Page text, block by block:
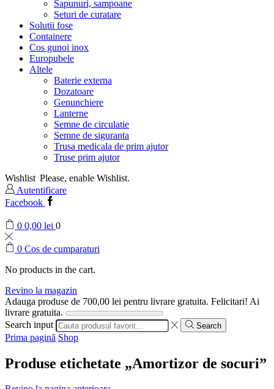
Sapunuri, sampoane
Seturi de curatare
Solutii fose
Containere
Cos gunoi inox
Europubele
Altele
Baterie externa
Dozatoare
Genunchiere
Lanterne
Semne de circulatie
Semne de siguranta
Trusa medicala de prim ajutor
Truse prim ajutor
Wishlist Please, enable Wishlist.
Autentificare
Facebook
0 0,00 lei 0
0 Cos de cumparaturi
No products in the cart.
Revino la magazin
Adauga produse de 700,00 lei pentru livrare gratuita. Felicitari! Ai
livrare gratuita.
Search input
Search
Prima pagină Shop
Produse etichetate „Amortizor de socuri”